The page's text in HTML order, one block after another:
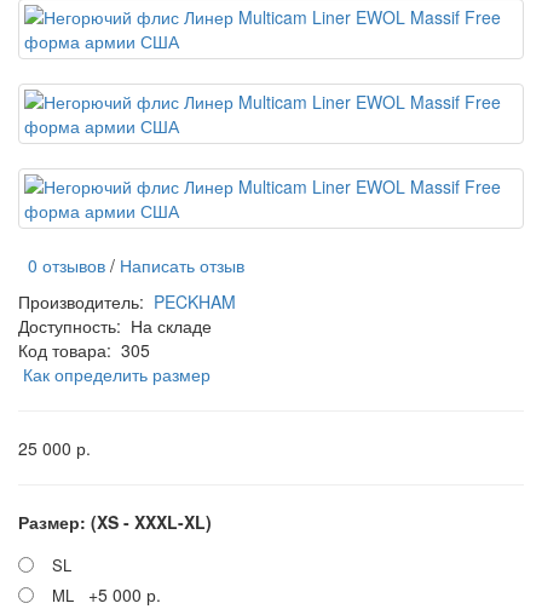
0 отзывов / Написать отзыв
Производитель: PECKHAM
Доступность: На складе
Код товара: 305
Как определить размер
25 000 р.
Размер: (XS - XXXL-XL)
SL
ML
+5 000 р.